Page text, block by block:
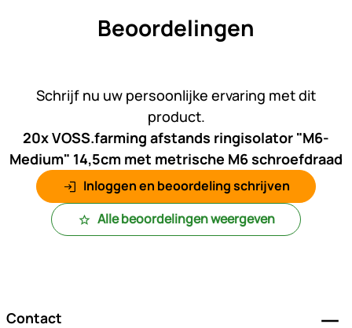
Beoordelingen
Schrijf nu uw persoonlijke ervaring met dit
product.
20x VOSS.farming afstands ringisolator "M6-
Medium" 14,5cm met metrische M6 schroefdraad
Inloggen en beoordeling schrijven
Alle beoordelingen weergeven
Contact